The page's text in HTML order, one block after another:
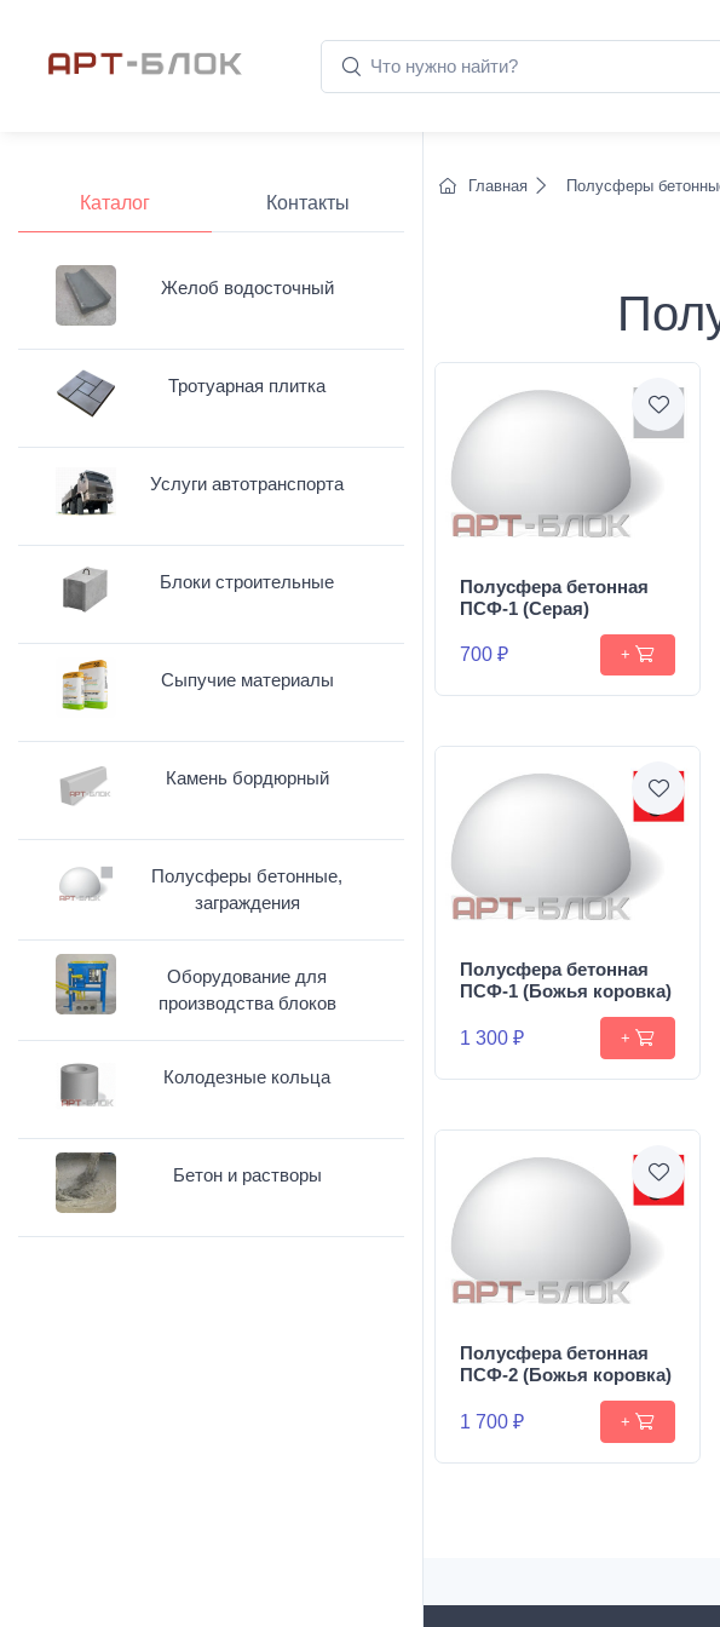
Главная Полусферы
Полусфера бетонная
ПСФ-1 (Серая)
700 ₽ +
Полусфера бетонная
ПСФ-1 (Божья коровка)
1 300 ₽ +
Полусфера бетонная
ПСФ-2 (Божья коровка)
1 700 ₽ +
Каталог Контакты
Желоб водосточный
Тротуарная плитка
Услуги автотранспорта
Блоки строительные
Сыпучие материалы
Камень бордюрный
Полусферы бетонные,
заграждения
Оборудование для
производства блоков
Колодезные кольца
Бетон и растворы